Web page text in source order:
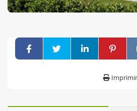
Imprimir